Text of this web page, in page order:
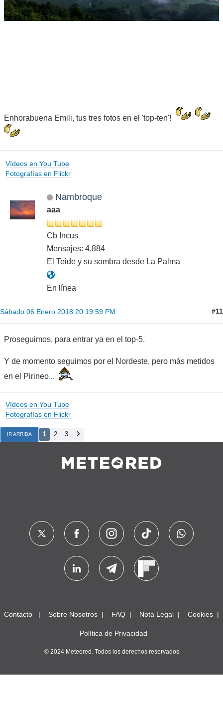
Enhorabuena Emili, tus tres fotos en el 'top-ten'!
Vídeos en You Tube
Fotografías en Flickr
Nambroque
aaa
Cb Incus
Mensajes: 4,884
El Teide y su sombra desde La Palma
En línea
Sábado 06 Enero 2018 20:19:59 PM #11
Proseguimos, para entrar ya en el top-5.
Y de momento seguimos por el Nordeste, pero más metidos
en el Pirineo...
Vídeos en You Tube
Fotografías en Flickr
IR ARRIBA 1 2 3
Contacto Sobre Nosotros FAQ Nota Legal Cookies
Política de Privacidad
© 2024 Meteored. Todos los derechos reservados